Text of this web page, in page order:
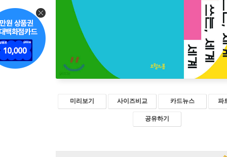
미리보기 사이즈비교 카드뉴스 파
공유하기